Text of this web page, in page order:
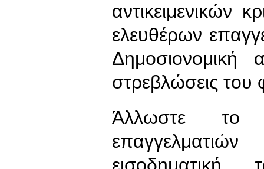
αντικειμενικών
ελευθέρων
στρεβλώσεις του
Άλλωστε το